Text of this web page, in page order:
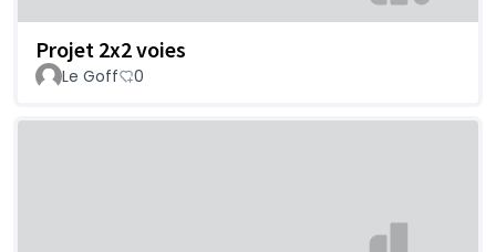
Projet 2x2 voies
Le Goff 0